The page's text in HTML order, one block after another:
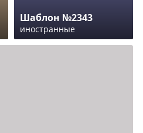
Шаблон №2343
иностранные